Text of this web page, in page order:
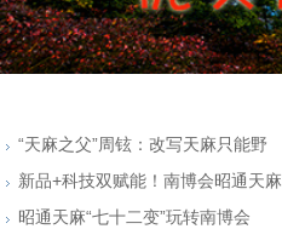
“天麻之父”周铉：改写天麻只能野
新品+科技双赋能！南博会昭通天麻
昭通天麻“七十二变”玩转南博会